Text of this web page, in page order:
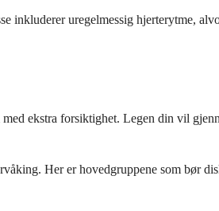
uregelmessig hjerterytme,
ekstra forsiktighet. Legen din vil
Her er hovedgruppene som bør